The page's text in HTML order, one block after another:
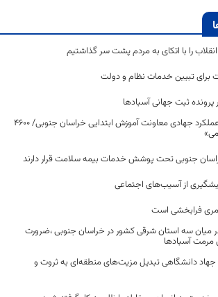
را با اتکای به مردم پشت سر گذاشتیم
تبیین خدمات نظام و دولت
ثبت جهانی آسبادها
تقدیر مقام عالی وزارت از عملکرد جهادی معاونت آموزش ابتدایی خراسان جنوبی/ ۴۶۰۰
از آسیب‌های اجتماعی
فرابخشی است
میان سه استان شرقی کشور در خراسان جنوبی ،ضرورت
مرمت آسبادها
دانشگاهی تبدیل مزیت‌های منطقه‌ای به ثروت و